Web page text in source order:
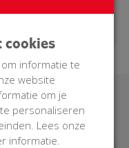
cookies
informatie te
website
om je
personaliseren
Lees onze
informatie.